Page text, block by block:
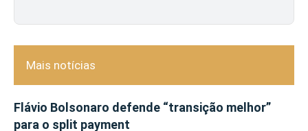
Mais notícias
Flávio Bolsonaro defende “transição melhor”
para o split payment